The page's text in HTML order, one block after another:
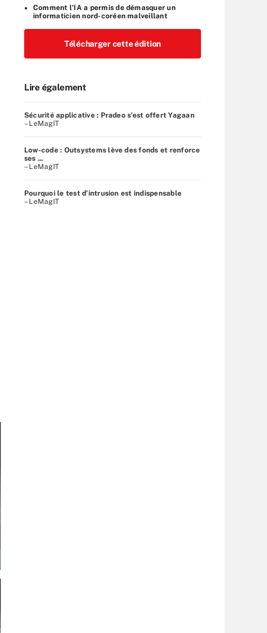
Comment l’IA a permis de démasquer un
informaticien nord-coréen malveillant
Télécharger cette édition
Lire également
Sécurité applicative : Pradeo s’est offert Yagaan
– LeMagIT
Low-code : Outsystems lève des fonds et renforce
ses ...
– LeMagIT
Pourquoi le test d’intrusion est indispensable
– LeMagIT